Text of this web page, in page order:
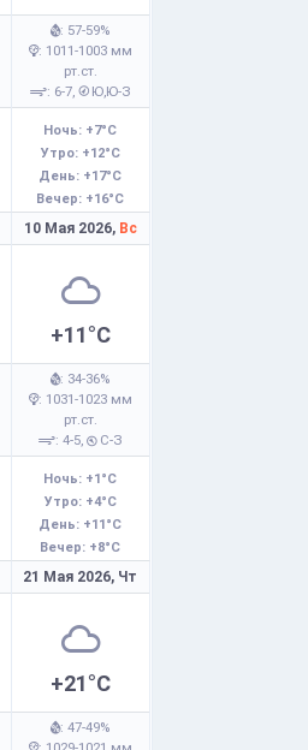
: 57-59%
: 1011-1003 мм
рт.ст.
: 6-7,
Ю,Ю-З
Ночь: +7°C
Утро: +12°C
День: +17°C
Вечер: +16°C
10 Мая 2026, Вс
+11°C
: 34-36%
: 1031-1023 мм
рт.ст.
: 4-5,
С-З
Ночь: +1°C
Утро: +4°C
День: +11°C
Вечер: +8°C
21 Мая 2026, Чт
+21°C
: 47-49%